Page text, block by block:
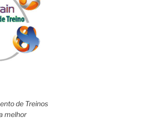
de Treinos
melhor